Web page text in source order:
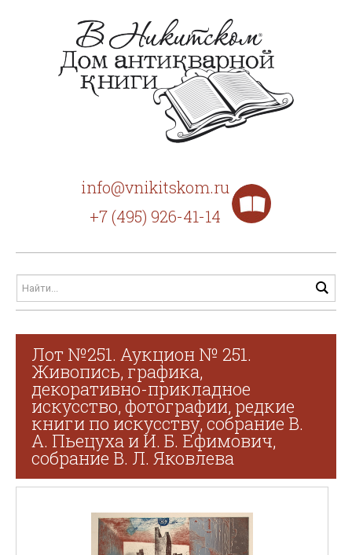
info@vnikitskom.ru
+7 (495) 926-41-14
Лот №251. Аукцион № 251.
Живопись, графика,
декоративно-прикладное
искусство, фотографии, редкие
книги по искусству, собрание В.
А. Пьецуха и И. Б. Ефимович,
собрание В. Л. Яковлева